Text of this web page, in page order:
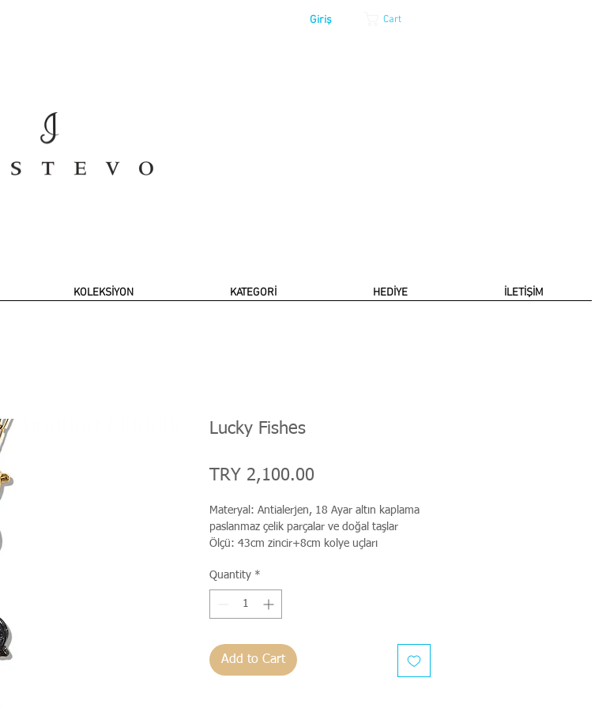
Cart
Giriş
KOLEKSİYON KATEGORİ HEDİYE İLETİŞİM
Lucky Fishes
TRY 2,100.00
Materyal: Antialerjen, 18 Ayar altın kaplama
paslanmaz çelik parçalar ve doğal taşlar
Ölçü: 43cm zincir+8cm kolye uçları
Quantity *
Add to Cart